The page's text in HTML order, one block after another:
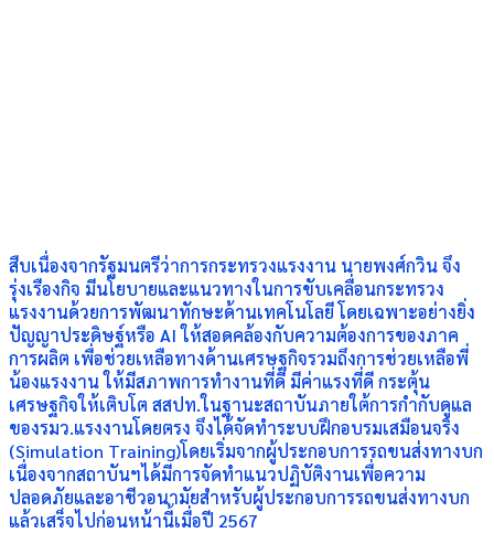
สืบเนื่องจากรัฐมนตรีว่าการกระทรวงแรงงาน นายพงศ์กวิน จึง
รุ่งเรืองกิจ มีนโยบายและแนวทางในการขับเคลื่อนกระทรวง
แรงงานด้วยการพัฒนาทักษะด้านเทคโนโลยี โดยเฉพาะอย่างยิ่ง
ปัญญาประดิษฐ์หรือ AI ให้สอดคล้องกับความต้องการของภาค
การผลิต เพื่อช่วยเหลือทางด้านเศรษฐกิจรวมถึงการช่วยเหลือพี่
น้องแรงงาน ให้มีสภาพการทำงานที่ดี มีค่าแรงที่ดี กระตุ้น
เศรษฐกิจให้เติบโต สสปท.ในฐานะสถาบันภายใต้การกำกับดูแล
ของรมว.แรงงานโดยตรง จึงได้จัดทำระบบฝึกอบรมเสมือนจริง
(Simulation Training)โดยเริ่มจากผู้ประกอบการรถขนส่งทางบก
เนื่องจากสถาบันฯได้มีการจัดทำแนวปฏิบัติงานเพื่อความ
ปลอดภัยและอาชีวอนามัยสำหรับผู้ประกอบการรถขนส่งทางบก
แล้วเสร็จไปก่อนหน้านี้เมื่อปี 2567